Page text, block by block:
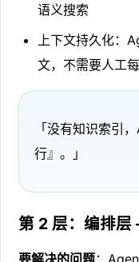
语义搜索
上下文持久化：
文，不需要人工
「没有知识索引
行』。」
第 2 层：编排
要解决的问题：